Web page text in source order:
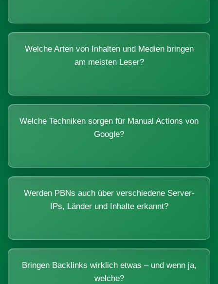
Welche Arten von Inhalten und Medien bringen
am meisten Leser?
Welche Techniken sorgen für Manual Actions von
Google?
Werden PBNs auch über verschiedene Server-
IPs, Länder und Inhalte erkannt?
Bringen Backlinks wirklich etwas – und wenn ja,
welche?